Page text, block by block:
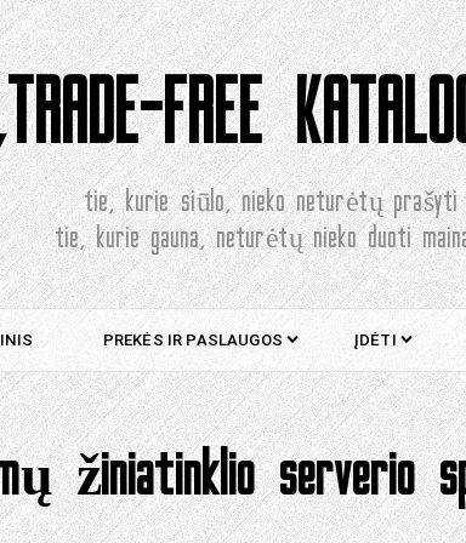
FREE
tie, kurie siūlo, nieko neturėtų prašyti
tie, kurie gauna, neturėtų nieko duoti
PREKĖS IR PASLAUGOS ĮDĖTI
žiniatinklio serverio